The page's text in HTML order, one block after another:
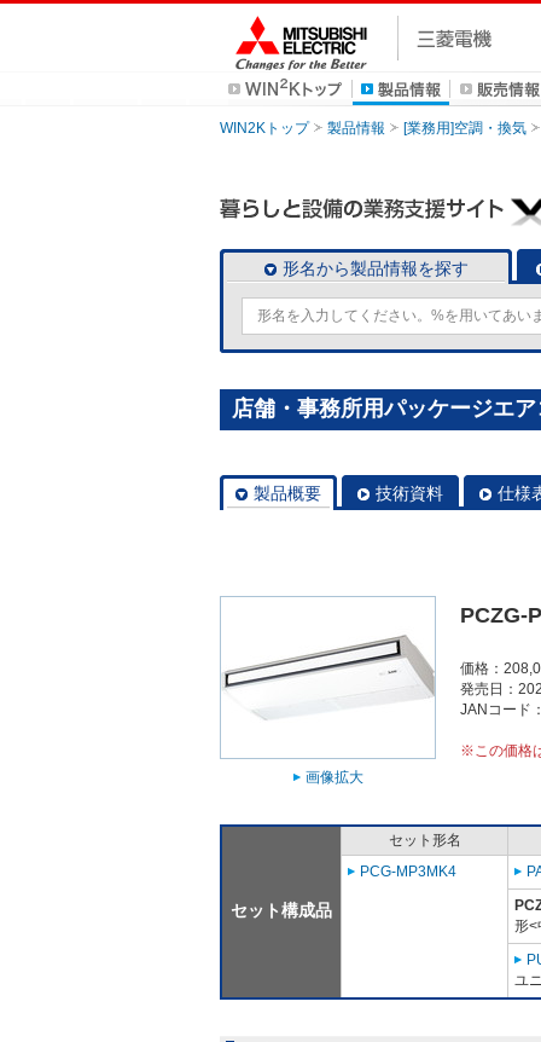
WIN2Kトップ 製品情報 [業務用]空調・換気
形名から製品情報を探す
店舗・事務所用パッケージエ
製品概要 技術資料 仕様
画像拡大
PCZG-
価格：
発売日：
JANコード
※この価格
セット構成品
セット形名
PCG-MP3MK4
形<
ユ